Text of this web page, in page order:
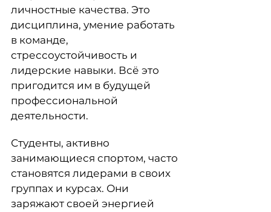
личностные качества. Это
дисциплина, умение работать
в команде,
стрессоустойчивость и
лидерские навыки. Всё это
пригодится им в будущей
профессиональной
деятельности.
Студенты, активно
занимающиеся спортом, часто
становятся лидерами в своих
группах и курсах. Они
заряжают своей энергией